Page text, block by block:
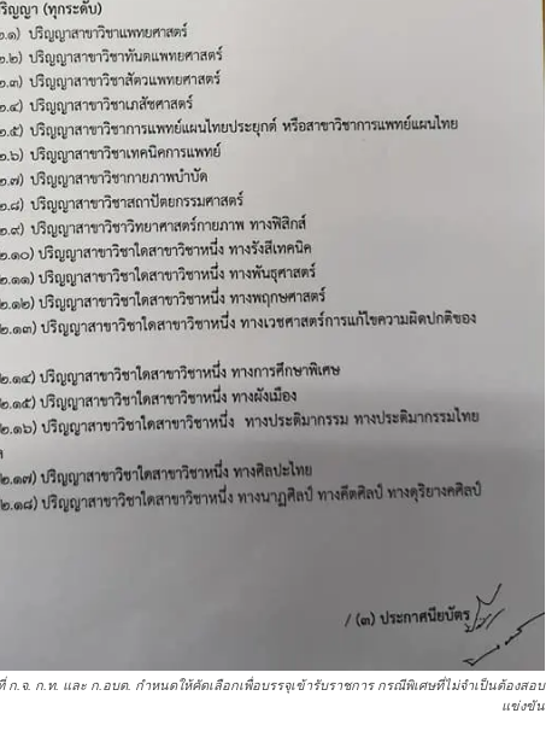
.จ.​ ก.ท.​ และ​ ก.อบต.​ กำหนดให้คัดเลือกเพื่อบรรจุ​เข้ารับราชการ กรณีพิเศษ​ที่ไม่จำเป็นต้องสอบ
แข่งขัน